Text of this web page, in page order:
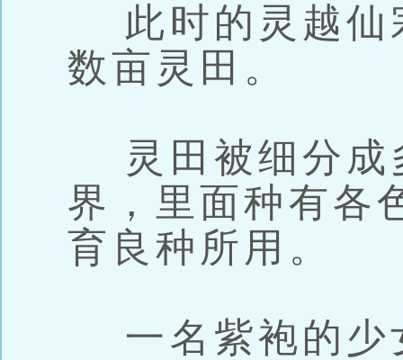
此时的灵越仙
数亩灵田。
灵田被细分成
界，里面种有各
育良种所用。
一名紫袍的少